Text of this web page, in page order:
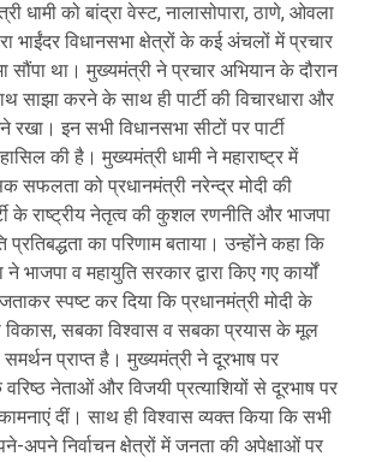
धामी को बांद्रा वेस्ट, नालासोपारा, ठाणे, ओवला
भाईंदर विधानसभा क्षेत्रों के कई अंचलों में प्रचार
सौंपा था। मुख्यमंत्री ने प्रचार अभियान के दौरान
करने के साथ ही पार्टी की विचारधारा और
रखा। इन सभी विधानसभा सीटों पर पार्टी
की है। मुख्यमंत्री धामी ने महाराष्ट्र में
सफलता को प्रधानमंत्री नरेन्द्र मोदी की
के राष्ट्रीय नेतृत्व की कुशल रणनीति और भाजपा
का परिणाम बताया। उन्होंने कहा कि
भाजपा व महायुति सरकार द्वारा किए गए कार्यों
जताकर स्पष्ट कर दिया कि प्रधानमंत्री मोदी के
सबका विश्वास व सबका प्रयास के मूल
प्राप्त है। मुख्यमंत्री ने दूरभाष पर
वरिष्ठ नेताओं और विजयी प्रत्याशियों से दूरभाष पर
दीं। साथ ही विश्वास व्यक्त किया कि सभी
अपने निर्वाचन क्षेत्रों में जनता की अपेक्षाओं पर